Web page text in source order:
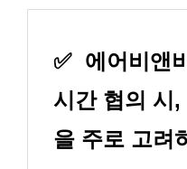
✅ 에어비앤
시간 협의 시,
을 주로 고려